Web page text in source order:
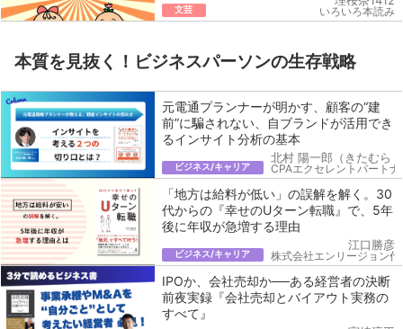
文芸
いろいろ本読み
本質を見抜く！ビジネスパーソンの生存戦略
元電通プランナーが明かす、顧客の“建
前”に騙されない、自ブランドが活用でき
るインサイト分析の基本
ビジネス/キャリア
北村 陽一郎（きたむら
CPAエクセレントパート
「地方は給料が低い」の誤解を解く。30
代からの『幸せのUターン転職』で、5年
後に年収が急増する理由
ビジネス/キャリア
江口勝彦
株式会社エンリージョン代
IPOか、会社売却か──ある経営者の決断
前夜実録『会社売却とバイアウト実務の
すべて』